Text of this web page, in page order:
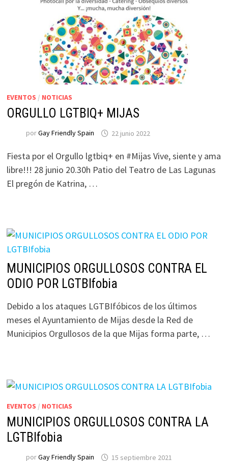
EVENTOS / NOTICIAS
ORGULLO LGTBIQ+ MIJAS
porGay Friendly Spain 22 junio 2022
Fiesta por el Orgullo lgtbiq+ en #Mijas Vive, siente y ama
libre!!! 28 junio 20.30h Patio del Teatro de Las Lagunas
El pregón de Katrina, …
MUNICIPIOS ORGULLOSOS CONTRA EL
ODIO POR LGTBIfobia
Debido a los ataques LGTBIfóbicos de los últimos
meses el Ayuntamiento de Mijas desde la Red de
Municipios Orgullosos de la que Mijas forma parte, …
EVENTOS / NOTICIAS
MUNICIPIOS ORGULLOSOS CONTRA LA
LGTBIfobia
porGay Friendly Spain 15 septiembre 2021